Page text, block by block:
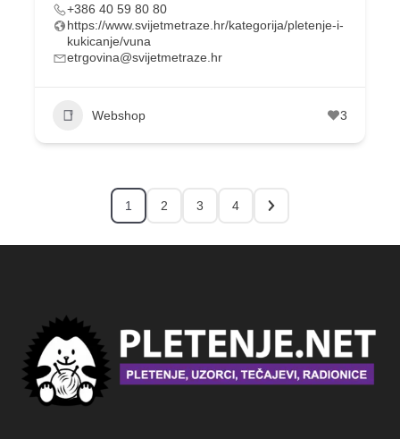
+386 40 59 80 80
https://www.svijetmetraze.hr/kategorija/pletenje-i-
kukicanje/vuna
etrgovina@svijetmetraze.hr
Webshop 3
1 2 3 4